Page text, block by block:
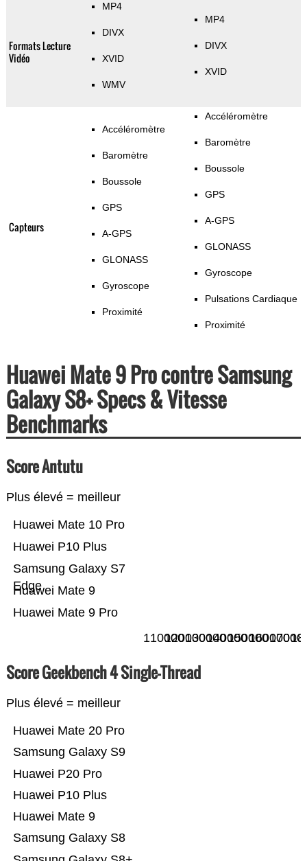
Formats Lecture
Vidéo
MP4
DIVX
XVID
WMV
MP4
DIVX
XVID
Capteurs
Accéléromètre
Baromètre
Boussole
GPS
A-GPS
GLONASS
Gyroscope
Proximité
Accéléromètre
Baromètre
Boussole
GPS
A-GPS
GLONASS
Gyroscope
Pulsations Cardiaque
Proximité
Huawei Mate 9 Pro contre Samsung
Galaxy S8+ Specs & Vitesse
Benchmarks
Score Antutu
Plus élevé = meilleur
Huawei Mate 9 Pro
Huawei Mate 9
Samsung Galaxy S7
Edge
Huawei P10 Plus
Huawei Mate 10 Pro
110000120000130000140000150000160000
Score Geekbench 4 Single-Thread
Plus élevé = meilleur
Samsung Galaxy S8
Huawei Mate 9
Huawei P10 Plus
Huawei P20 Pro
Samsung Galaxy S9
Huawei Mate 20 Pro